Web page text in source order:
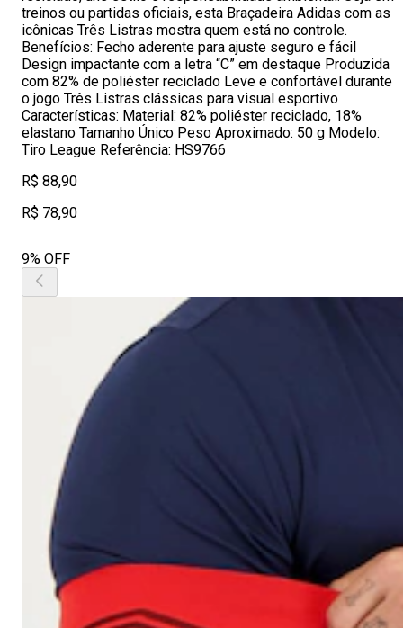
treinos ou partidas oficiais, esta Braçadeira Adidas com as
icônicas Três Listras mostra quem está no controle.
Benefícios: Fecho aderente para ajuste seguro e fácil
Design impactante com a letra “C” em destaque Produzida
com 82% de poliéster reciclado Leve e confortável durante
o jogo Três Listras clássicas para visual esportivo
Características: Material: 82% poliéster reciclado, 18%
elastano Tamanho Único Peso Aproximado: 50 g Modelo:
Tiro League Referência: HS9766
R$ 88,90
R$ 78,90
9% OFF